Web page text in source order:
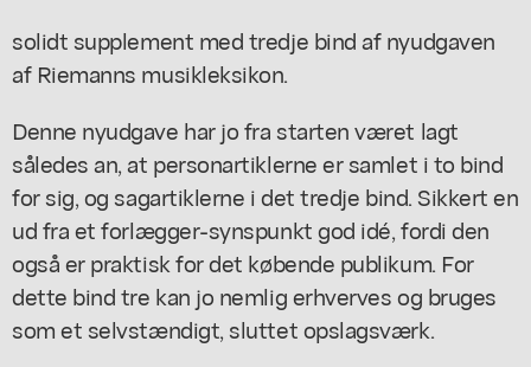
solidt supplement med tredje bind af nyudgaven
af Riemanns musikleksikon.
Denne nyudgave har jo fra starten været lagt
således an, at personartiklerne er samlet i to bind
for sig, og sagartiklerne i det tredje bind. Sikkert en
ud fra et forlægger-synspunkt god idé, fordi den
også er praktisk for det købende publikum. For
dette bind tre kan jo nemlig erhverves og bruges
som et selvstændigt, sluttet opslagsværk.